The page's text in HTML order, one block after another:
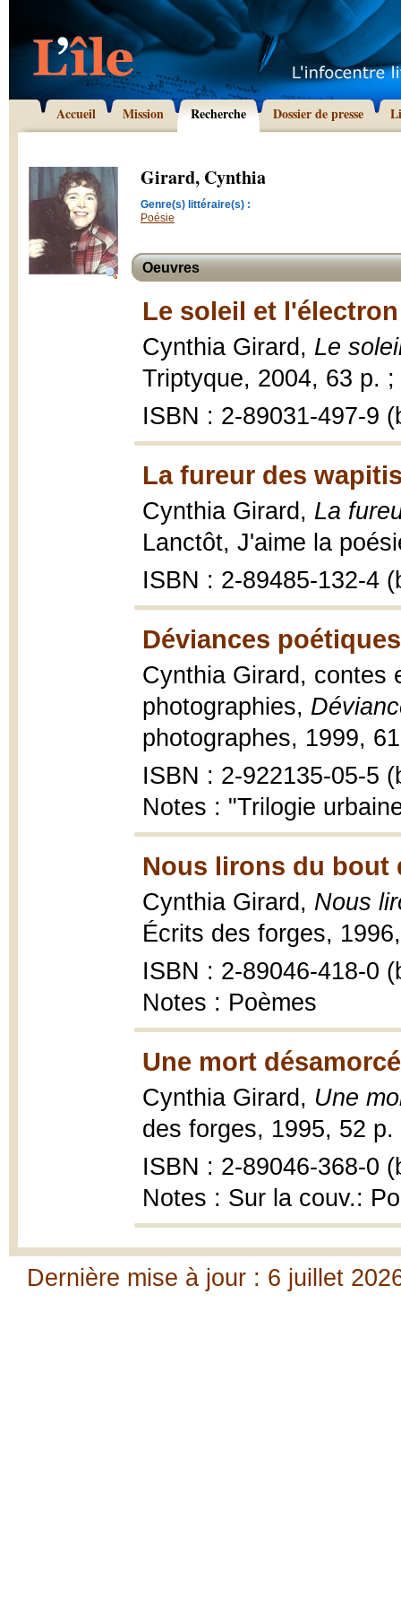
Accueil Mission Recherche Dossier de presse
Girard, Cynthia
Genre(s) littéraire(s) :
Poésie
Oeuvres
Le soleil et l'électron
Cynthia Girard, Le
Triptyque, 2004, 63 p.
ISBN : 2-89031-497-9
La fureur des
Cynthia Girard, La
Lanctôt, J'aime la
ISBN : 2-89485-132-4
Déviances
Cynthia Girard, contes
photographies,
photographes, 1999,
ISBN : 2-922135-05-5
Notes : "Trilogie
Nous lirons du bout
Cynthia Girard, Nous
Écrits des forges,
ISBN : 2-89046-418-0
Notes : Poèmes
Une mort
Cynthia Girard, Une
des forges, 1995, 52
ISBN : 2-89046-368-0
Notes : Sur la couv.:
Dernière mise à jour : 6 juillet